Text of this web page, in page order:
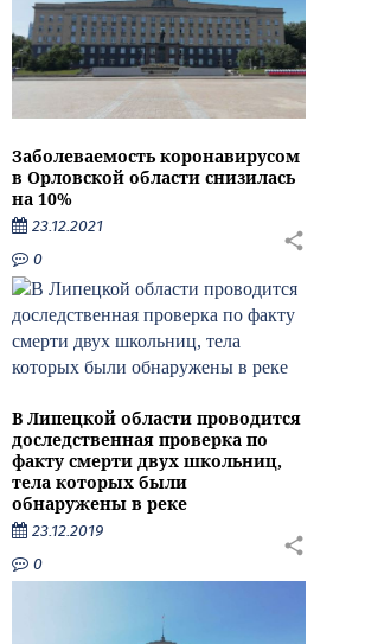
Заболеваемость коронавирусом
в Орловской области снизилась
на 10%
23.12.2021
0
В Липецкой области проводится
доследственная проверка по
факту смерти двух школьниц,
тела которых были
обнаружены в реке
23.12.2019
0